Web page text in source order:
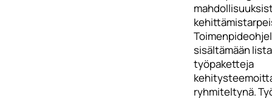
sisältämään
työpaketteja
ryhmiteltynä.